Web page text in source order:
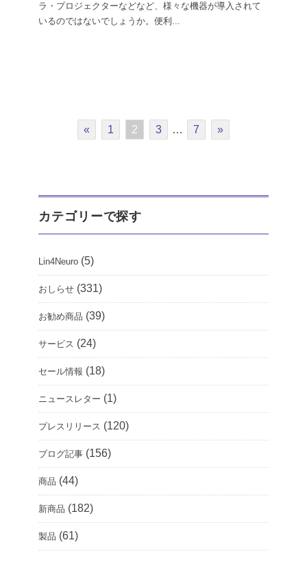
ラ・プロジェクターなどなど、様々な機器が導入されて
いるのではないでしょうか。便利 ...
« 1 2 3 … 7 »
カテゴリーで探す
Lin4Neuro (5)
おしらせ (331)
お勧め商品 (39)
サービス (24)
セール情報 (18)
ニュースレター (1)
プレスリリース (120)
ブログ記事 (156)
商品 (44)
新商品 (182)
製品 (61)